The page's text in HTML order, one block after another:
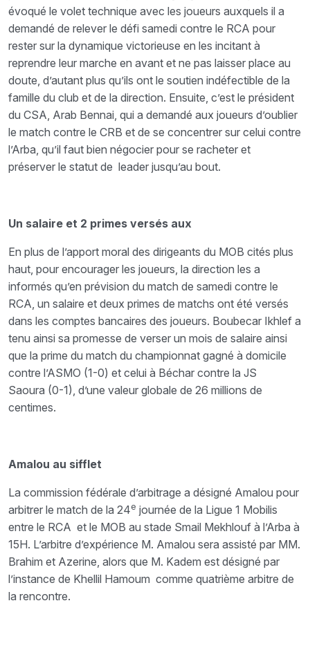
évoqué le volet technique avec les joueurs auxquels il a
demandé de relever le défi samedi contre le RCA pour
rester sur la dynamique victorieuse en les incitant à
reprendre leur marche en avant et ne pas laisser place au
doute, d’autant plus qu’ils ont le soutien indéfectible de la
famille du club et de la direction. Ensuite, c’est le président
du CSA, Arab Bennai, qui a demandé aux joueurs d’oublier
le match contre le CRB et de se concentrer sur celui contre
l’Arba, qu’il faut bien négocier pour se racheter et
préserver le statut de leader jusqu’au bout.
Un salaire et 2 primes versés aux
En plus de l’apport moral des dirigeants du MOB cités plus
haut, pour encourager les joueurs, la direction les a
informés qu’en prévision du match de samedi contre le
RCA, un salaire et deux primes de matchs ont été versés
dans les comptes bancaires des joueurs. Boubecar Ikhlef a
tenu ainsi sa promesse de verser un mois de salaire ainsi
que la prime du match du championnat gagné à domicile
contre l’ASMO (1-0) et celui à Béchar contre la JS
Saoura (0-1), d’une valeur globale de 26 millions de
centimes.
Amalou au sifflet
La commission fédérale d’arbitrage a désigné Amalou pour
arbitrer le match de la 24e journée de la Ligue 1 Mobilis
entre le RCA et le MOB au stade Smail Mekhlouf à l’Arba à
15H. L’arbitre d’expérience M. Amalou sera assisté par MM.
Brahim et Azerine, alors que M. Kadem est désigné par
l’instance de Khellil Hamoum comme quatrième arbitre de
la rencontre.